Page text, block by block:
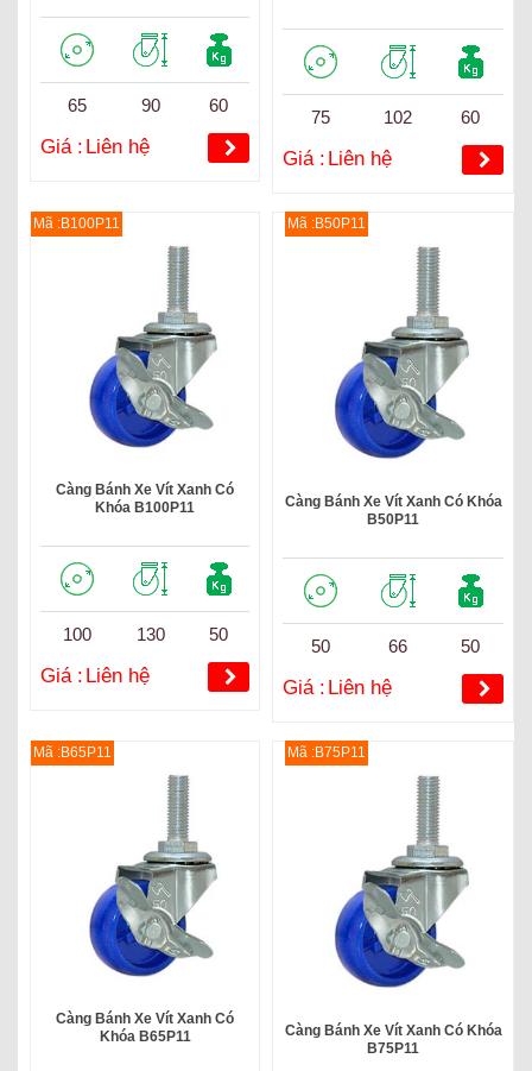
65 90 60
Giá : Liên hệ
75 102 60
Giá : Liên hệ
Mã :B100P11
Càng Bánh Xe Vít Xanh Có
Khóa B100P11
100 130 50
Giá : Liên hệ
Mã :B50P11
Càng Bánh Xe Vít Xanh Có Khóa
B50P11
50 66 50
Giá : Liên hệ
Mã :B65P11
Càng Bánh Xe Vít Xanh Có
Khóa B65P11
Mã :B75P11
Càng Bánh Xe Vít Xanh Có Khóa
B75P11